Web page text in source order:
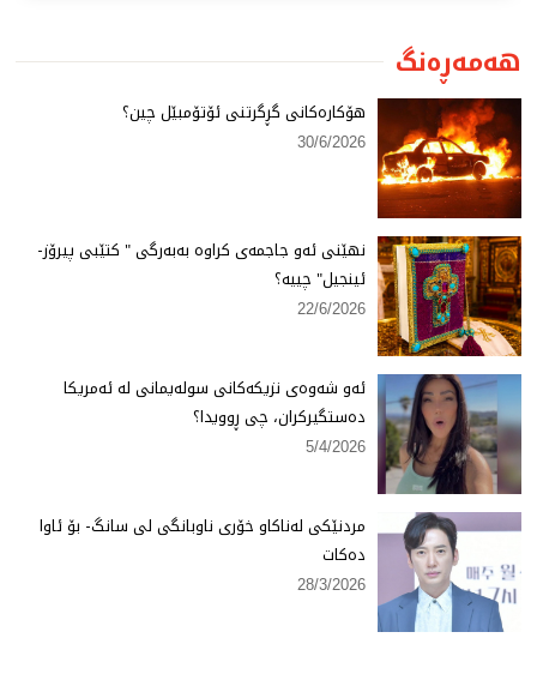
هەمەڕەنگ
هۆكارەكانی گڕگرتنی ئۆتۆمبێل چین؟
30/6/2026
نهێنی ئەو جاجمەی كراوە بەبەرگی " كتێبی پیرۆز-
ئینجیل" چییە؟
22/6/2026
ئەو شەوەی نزیكەكانی سولەیمانی لە ئەمریكا
دەستگیركران، چی ڕوویدا؟
5/4/2026
مردنێكی لەناكاو خۆری ناوبانگی لی سانگ- بۆ ئاوا
دەكات
28/3/2026